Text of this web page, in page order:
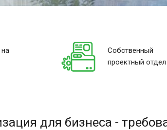
Собственный
проектный отдел
для бизнеса -